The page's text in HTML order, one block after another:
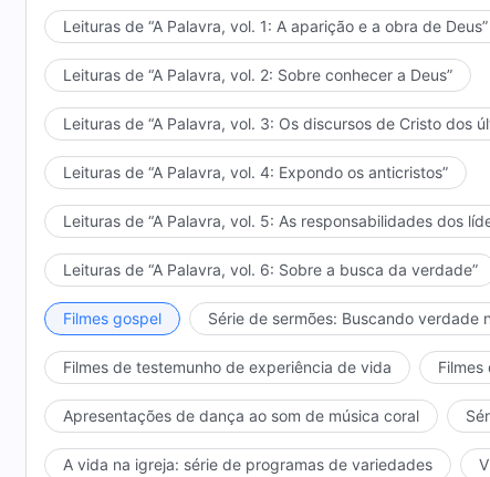
Leituras de “A Palavra, vol. 1: A aparição e a obra de Deus”
Leituras de “A Palavra, vol. 2: Sobre conhecer a Deus”
Leituras de “A Palavra, vol. 3: Os discursos de Cristo dos
Leituras de “A Palavra, vol. 4: Expondo os anticristos”
Leituras de “A Palavra, vol. 5: As responsabilidades dos
Leituras de “A Palavra, vol. 6: Sobre a busca da verdade”
Filmes gospel Série de sermões: Buscando verdade
Filmes de testemunho de experiência de vida Filmes
Apresentações de dança ao som de música coral
A vida na igreja: série de programas de variedades